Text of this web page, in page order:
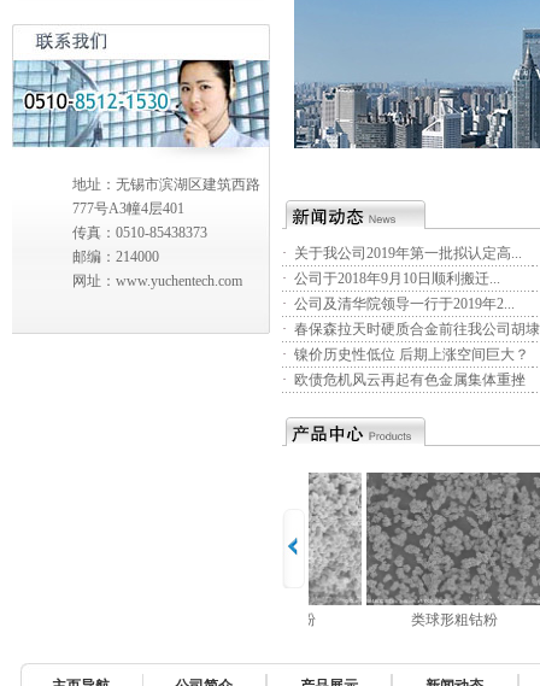
地址：无锡市滨湖区建筑西路
777号A3幢4层401
传真：0510-85438373
邮编：214000
网址：www.yuchentech.com
· 关于我公司2019年第一批拟认定高...
· 公司于2018年9月10日顺利搬迁...
· 公司及清华院领导一行于2019年2...
· 春保森拉天时硬质合金前往我公司胡
· 镍价历史性低位 后期上涨空间巨大？
· 欧债危机风云再起有色金属集体重挫
类球形粗钴粉